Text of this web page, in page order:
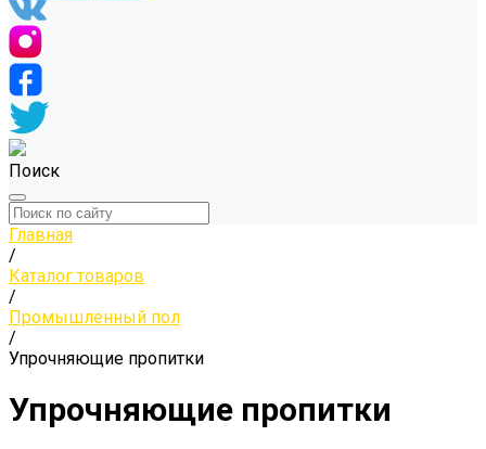
Поиск
Главная
/
Каталог товаров
/
Промышленный пол
/
Упрочняющие пропитки
Упрочняющие пропитки